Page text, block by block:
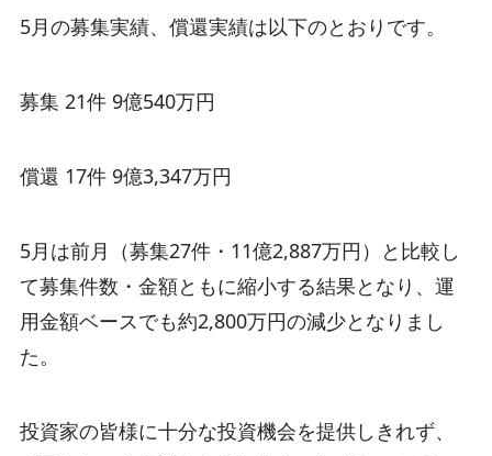
5月の募集実績、償還実績は以下のとおりです。
募集 21件 9億540万円
償還 17件 9億3,347万円
5月は前月（募集27件・11億2,887万円）と比較し
て募集件数・金額ともに縮小する結果となり、運
用金額ベースでも約2,800万円の減少となりまし
た。
投資家の皆様に十分な投資機会を提供しきれず、